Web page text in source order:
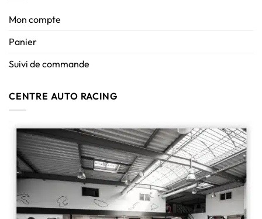
Mon compte
Panier
Suivi de commande
CENTRE AUTO RACING